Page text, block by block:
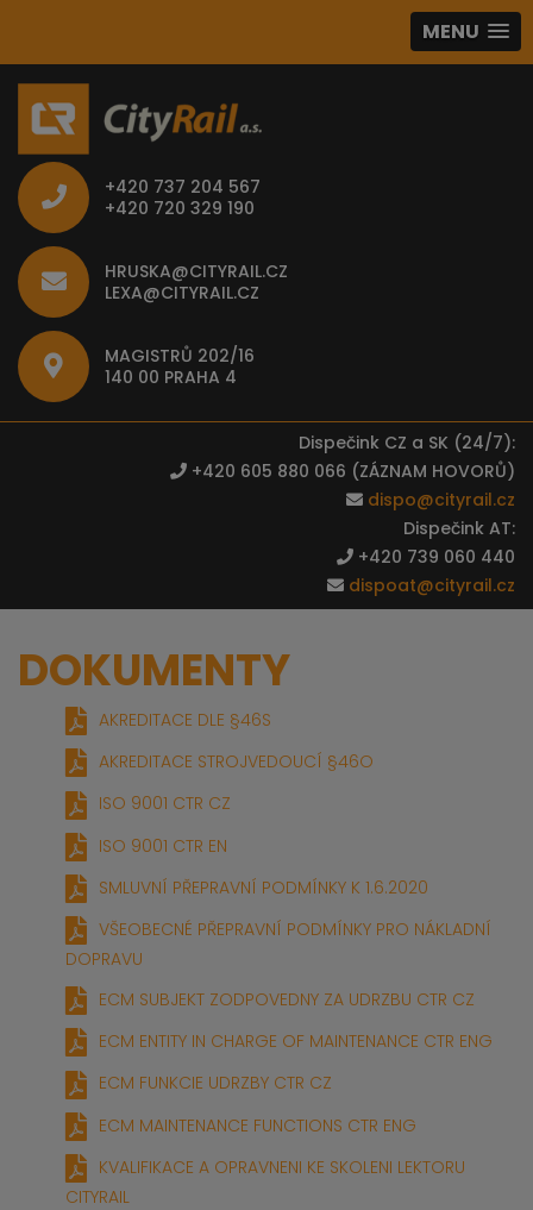
MENU
+420 737 204 567
+420 720 329 190
HRUSKA@CITYRAIL.CZ
LEXA@CITYRAIL.CZ
MAGISTRŮ 202/16
140 00 PRAHA 4
Dispečink CZ a SK (24/7):
+420 605 880 066 (ZÁZNAM HOVORŮ)
dispo@cityrail.cz
Dispečink AT:
+420 739 060 440
dispoat@cityrail.cz
DOKUMENTY
AKREDITACE DLE §46S
AKREDITACE STROJVEDOUCÍ §46O
ISO 9001 CTR CZ
ISO 9001 CTR EN
SMLUVNÍ PŘEPRAVNÍ PODMÍNKY K 1.6.2020
VŠEOBECNÉ PŘEPRAVNÍ PODMÍNKY PRO NÁKLADNÍ
DOPRAVU
ECM SUBJEKT ZODPOVEDNY ZA UDRZBU CTR CZ
ECM ENTITY IN CHARGE OF MAINTENANCE CTR ENG
ECM FUNKCIE UDRZBY CTR CZ
ECM MAINTENANCE FUNCTIONS CTR ENG
KVALIFIKACE A OPRAVNENI KE SKOLENI LEKTORU
CITYRAIL